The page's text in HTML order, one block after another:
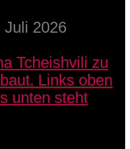
Juli 2026